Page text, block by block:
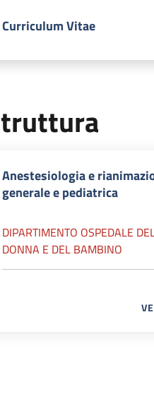
Curriculum Vitae
Anestesiologia e
generale e pediatrica
DIPARTIMENTO OSPEDALE
DONNA E DEL BAMBINO